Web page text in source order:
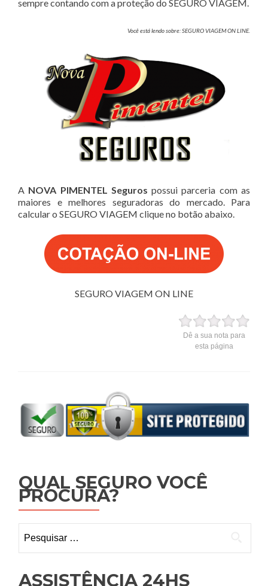
sempre contando com a proteção do SEGURO VIAGEM.
Você está lendo sobre: SEGURO VIAGEM ON LINE.
A NOVA PIMENTEL Seguros possui parceria com as
maiores e melhores seguradoras do mercado. Para
calcular o SEGURO VIAGEM clique no botão abaixo.
SEGURO VIAGEM ON LINE
Dê a sua nota para
esta página
QUAL SEGURO VOCÊ
PROCURA?
por:
ASSISTÊNCIA 24HS